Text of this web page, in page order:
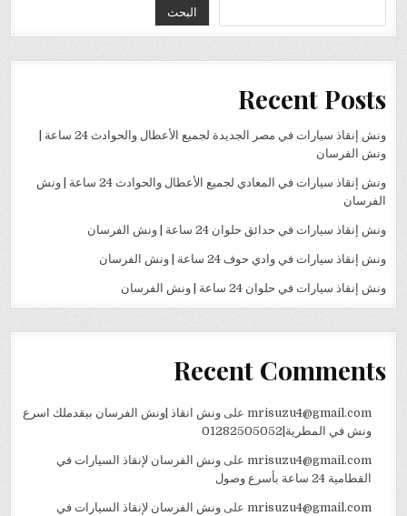
البحث
Recent Posts
ونش إنقاذ سيارات في مصر الجديدة لجميع الأعطال والحوادث 24 ساعة |
ونش الفرسان
ونش إنقاذ سيارات في المعادي لجميع الأعطال والحوادث 24 ساعة | ونش
الفرسان
ونش إنقاذ سيارات في حدائق حلوان 24 ساعة | ونش الفرسان
ونش إنقاذ سيارات في وادي حوف 24 ساعة | ونش الفرسان
ونش إنقاذ سيارات في حلوان 24 ساعة | ونش الفرسان
Recent Comments
mrisuzu4@gmail.comعلى ونش انقاذ |ونش الفرسان بيقدملك اسرع
ونش في المطرية|01282505052
mrisuzu4@gmail.comعلى ونش الفرسان لإنقاذ السيارات في
القطامية 24 ساعة بأسرع وصول
mrisuzu4@gmail.comعلى ونش الفرسان لإنقاذ السيارات في